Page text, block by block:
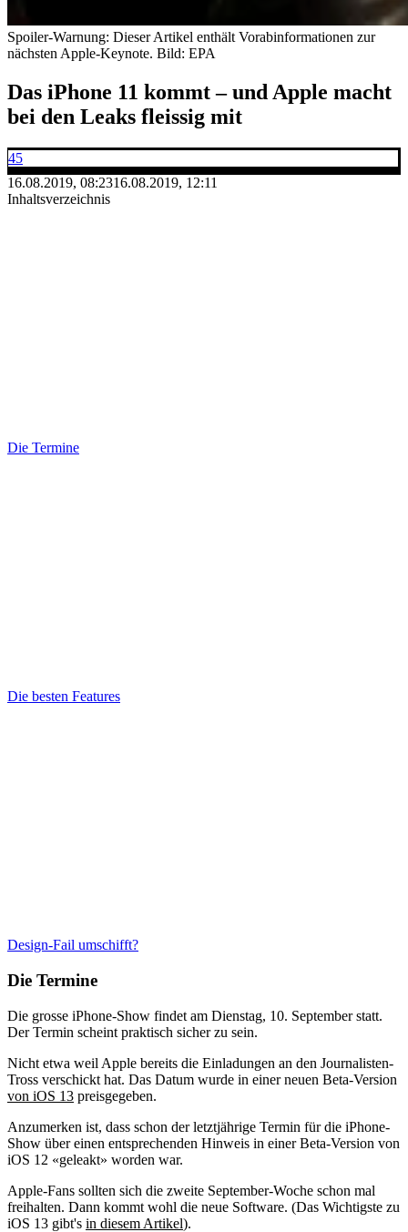
Spoiler-Warnung: Dieser Artikel enthält Vorabinformationen zur
nächsten Apple-Keynote. Bild: EPA
Das iPhone 11 kommt – und Apple macht
bei den Leaks fleissig mit
45
16.08.2019, 08:2316.08.2019, 12:11
Inhaltsverzeichnis
Die Termine
Die besten Features
Design-Fail umschifft?
Die Termine
Die grosse iPhone-Show findet am Dienstag, 10. September statt.
Der Termin scheint praktisch sicher zu sein.
Nicht etwa weil Apple bereits die Einladungen an den Journalisten-
Tross verschickt hat. Das Datum wurde in einer neuen Beta-Version
von iOS 13 preisgegeben.
Anzumerken ist, dass schon der letztjährige Termin für die iPhone-
Show über einen entsprechenden Hinweis in einer Beta-Version von
iOS 12 «geleakt» worden war.
Apple-Fans sollten sich die zweite September-Woche schon mal
freihalten. Dann kommt wohl die neue Software. (Das Wichtigste zu
iOS 13 gibt's in diesem Artikel).